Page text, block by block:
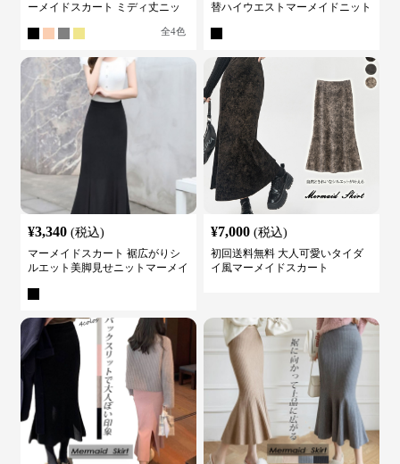
ーメイドスカート ミディ丈ニッ
全4色
替ハイウエストマーメイドニット
¥3,340 (税込)
マーメイドスカート 裾広がりシ
ルエット美脚見せニットマーメイ
¥7,000 (税込)
初回送料無料 大人可愛いタイダ
イ風マーメイドスカート